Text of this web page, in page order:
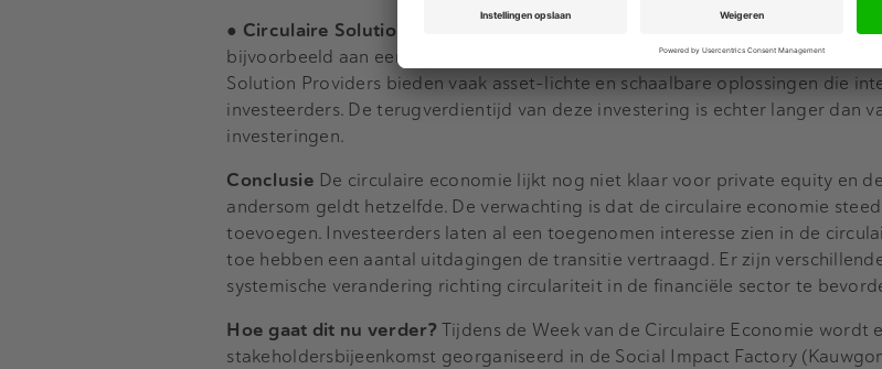
● Circulaire Solution Providers
: Investeringen in bedrijven die circulaire
bijvoorbeeld aan een digitaal platform waarbij materialen getrackt en
Solution Providers bieden vaak asset-lichte en schaalbare oplossingen die
investeerders. De terugverdientijd van deze investering is echter langer dan
investeringen.
Conclusie De circulaire economie lijkt nog niet klaar voor private equity en
andersom geldt hetzelfde. De verwachting is dat de circulaire economie
toevoegen. Investeerders laten al een toegenomen interesse zien in de
toe hebben een aantal uitdagingen de transitie vertraagd. Er zijn
systemische verandering richting circulariteit in de financiële sector te
Hoe gaat dit nu verder?Tijdens de Week van de Circulaire Economie wordt
stakeholdersbijeenkomst georganiseerd in de Social Impact Factory